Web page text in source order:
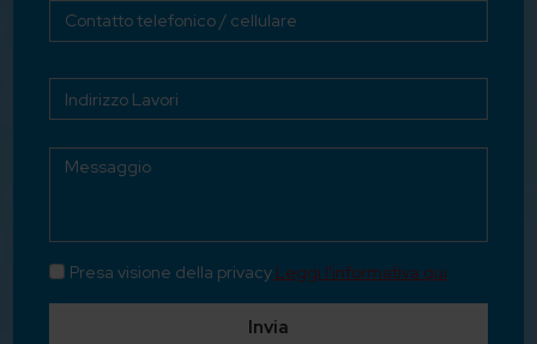
Presa visione della privacy Leggi l'informativa qui
Invia